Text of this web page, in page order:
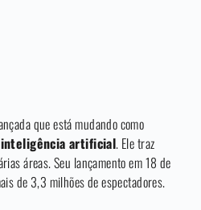
que está mudando como
inteligência artificial. Ele traz
áreas. Seu lançamento em 18 de
de 3,3 milhões de espectadores.